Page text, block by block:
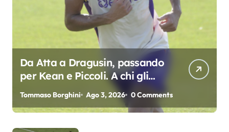
Da Atta a Dragusin, passando
per Kean e Piccoli. A chi gli
oscar del precampionato?
Tommaso Borghini Ago 3, 2026 0 Comments